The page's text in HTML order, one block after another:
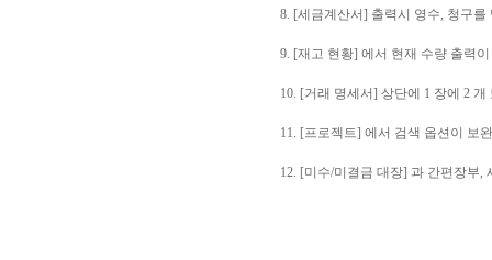
8. [세금계산서] 출력시 영수, 청구
9. [재고 현황] 에서 현재 수량 출력
10. [거래 명세서] 상단에 1 장에 2
11. [프로젝트] 에서 검색 옵션이 보
12. [미수/미결금 대장] 과 간편장부,